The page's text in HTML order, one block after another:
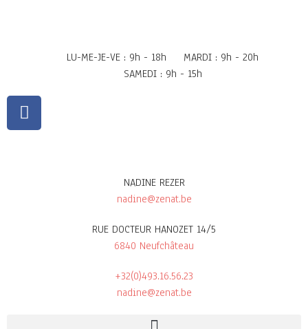
LU-ME-JE-VE : 9h - 18h
MARDI : 9h - 20h
SAMEDI : 9h - 15h
NADINE REZER
nadine@zenat.be
RUE DOCTEUR HANOZET 14/5
6840 Neufchâteau
+32(0)493.16.56.23
nadine@zenat.be